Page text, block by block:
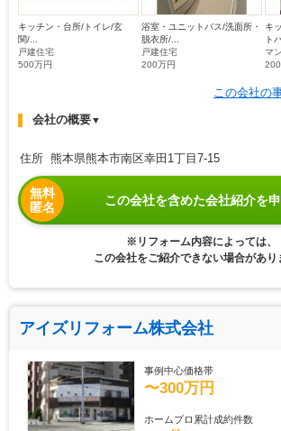
キッチン・台所/トイレ/玄
関/...
戸建住宅
500万円
浴室・ユニットバス/洗面所・
脱衣所/...
戸建住宅
200万円
キ
ト
マ
200
この会社の
会社の概要▼
住所 熊本県熊本市南区幸田1丁目7-15
無料
匿名
この会社を含めた会社紹介を
※リフォーム内容によっては、
この会社をご紹介できない場合があり
アイズリフォーム株式会社
事例中心価格帯
〜300万円
ホームプロ累計成約件数